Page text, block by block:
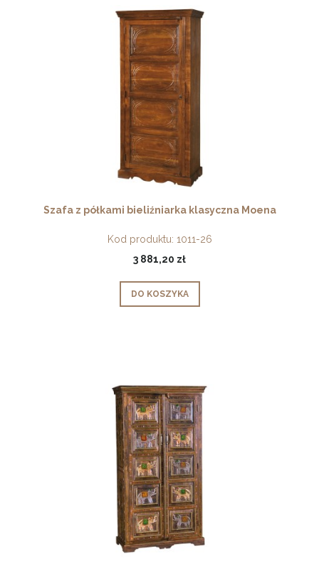
Szafa z półkami bieliźniarka klasyczna Moena
Kod produktu: 1011-26
3 881,20 zł
DO KOSZYKA